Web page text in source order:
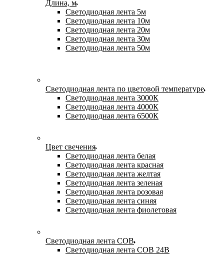
Длина, м
Светодиодная лента 5м
Светодиодная лента 10м
Светодиодная лента 20м
Светодиодная лента 30м
Светодиодная лента 50м
Светодиодная лента по цветовой температуре
Светодиодная лента 3000К
Светодиодная лента 4000К
Светодиодная лента 6500К
Цвет свечения
Светодиодная лента белая
Светодиодная лента красная
Светодиодная лента желтая
Светодиодная лента зеленая
Светодиодная лента розовая
Светодиодная лента синяя
Светодиодная лента фиолетовая
Светодиодная лента COB
Светодиодная лента COB 24В